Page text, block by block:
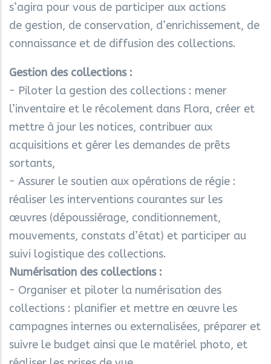
s’agira pour vous de participer aux actions
de gestion, de conservation, d’enrichissement, de
connaissance et de diffusion des collections.
Gestion des collections :
- Piloter la gestion des collections : mener
l’inventaire et le récolement dans Flora, créer et
mettre à jour les notices, contribuer aux
acquisitions et gérer les demandes de prêts
sortants,
- Assurer le soutien aux opérations de régie :
réaliser les interventions courantes sur les
œuvres (dépoussiérage, conditionnement,
mouvements, constats d’état) et participer au
suivi logistique des collections.
Numérisation des collections :
- Organiser et piloter la numérisation des
collections : planifier et mettre en œuvre les
campagnes internes ou externalisées, préparer et
suivre le budget ainsi que le matériel photo, et